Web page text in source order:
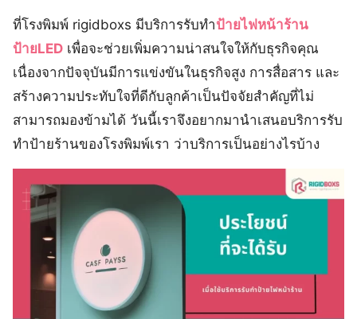
ที่โรงพิมพ์ rigidboxs มีบริการรับทำป้ายไฟหน้าร้าน
ป้ายLED เพื่อจะช่วยเพิ่มความน่าสนใจให้กับธุรกิจคุณ
เนื่องจากปัจจุบันมีการแข่งขันในธุรกิจสูง การสื่อสาร และ
สร้างความประทับใจที่ดีกับลูกค้าเป็นปัจจัยสำคัญที่ไม่
สามารถมองข้ามได้ วันนี้เราจึงอยากมานำเสนอบริการรับ
ทำป้ายร้านของโรงพิมพ์เรา ว่าบริการเป็นอย่างไรบ้าง